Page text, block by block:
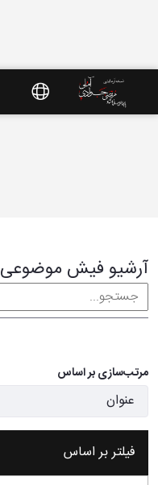
آرشیو فیش موضوعی
مرتب‌سازی بر اساس
فیلتر بر اساس